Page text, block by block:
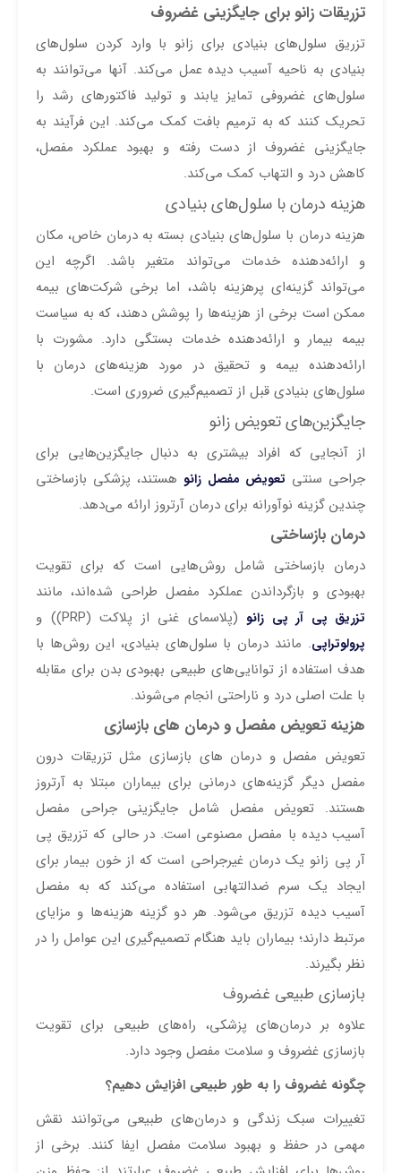
تزریقات زانو برای جایگزینی غضروف
تزریق سلول‌های بنیادی برای زانو با وارد کردن سلول‌های
بنیادی به ناحیه آسیب دیده عمل می‌کند. آنها می‌توانند به
سلول‌های غضروفی تمایز یابند و تولید فاکتورهای رشد را
تحریک کنند که به ترمیم بافت کمک می‌کند. این فرآیند به
جایگزینی غضروف از دست رفته و بهبود عملکرد مفصل،
کاهش درد و التهاب کمک می‌کند.
هزینه درمان با سلول‌های بنیادی
هزینه درمان با سلول‌های بنیادی بسته به درمان خاص، مکان
و ارائه‌دهنده خدمات می‌تواند متغیر باشد. اگرچه این
می‌تواند گزینه‌ای پرهزینه باشد، اما برخی شرکت‌های بیمه
ممکن است برخی از هزینه‌ها را پوشش دهند، که به سیاست
بیمه بیمار و ارائه‌دهنده خدمات بستگی دارد. مشورت با
ارائه‌دهنده بیمه و تحقیق در مورد هزینه‌های درمان با
سلول‌های بنیادی قبل از تصمیم‌گیری ضروری است.
جایگزین‌های تعویض زانو
از آنجایی که افراد بیشتری به دنبال جایگزین‌هایی برای
جراحی سنتی تعویض مفصل زانوهستند، پزشکی بازساختی
چندین گزینه نوآورانه برای درمان آرتروز ارائه می‌دهد.
درمان بازساختی
درمان بازساختی شامل روش‌هایی است که برای تقویت
بهبودی و بازگرداندن عملکرد مفصل طراحی شده‌اند، مانند
تزریق پی آر پی زانو (پلاسمای غنی از پلاکت (PRP)) و
پرولوتراپی. مانند درمان با سلول‌های بنیادی، این روش‌ها با
هدف استفاده از توانایی‌های طبیعی بهبودی بدن برای مقابله
با علت اصلی درد و ناراحتی انجام می‌شوند.
هزینه تعویض مفصل و درمان های بازسازی
تعویض مفصل و درمان های بازسازی مثل تزریقات درون
مفصل دیگر گزینه‌های درمانی برای بیماران مبتلا به آرتروز
هستند. تعویض مفصل شامل جایگزینی جراحی مفصل
آسیب دیده با مفصل مصنوعی است. در حالی که تزریق پی
آر پی زانو یک درمان غیرجراحی است که از خون بیمار برای
ایجاد یک سرم ضدالتهابی استفاده می‌کند که به مفصل
آسیب دیده تزریق می‌شود. هر دو گزینه هزینه‌ها و مزایای
مرتبط دارند؛ بیماران باید هنگام تصمیم‌گیری این عوامل را در
نظر بگیرند.
بازسازی طبیعی غضروف
علاوه بر درمان‌های پزشکی، راه‌های طبیعی برای تقویت
بازسازی غضروف و سلامت مفصل وجود دارد.
چگونه غضروف را به طور طبیعی افزایش دهیم؟
تغییرات سبک زندگی و درمان‌های طبیعی می‌توانند نقش
مهمی در حفظ و بهبود سلامت مفصل ایفا کنند. برخی از